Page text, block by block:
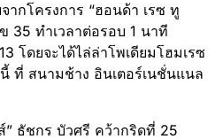
กโครงการ “ฮอนด้า เรซ ทู
35 ทำเวลาต่อรอบ 1 นาที
โดยจะได้ไล่ล่าโพเดียมโฮมเรซ
ที่ สนามช้าง อินเตอร์เนชั่นแนล
” ธัชกร บัวศรี คว้ากริดที่ 25